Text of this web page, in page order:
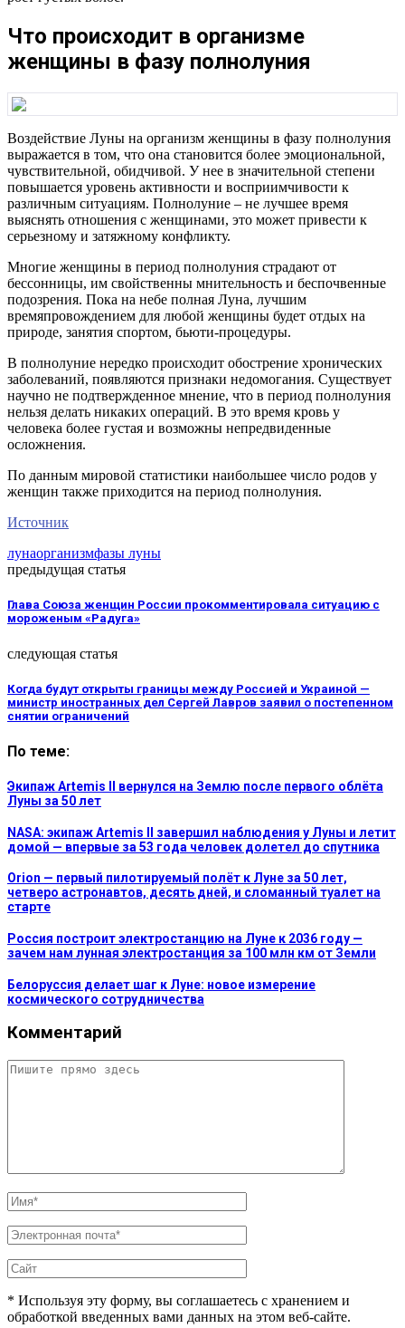
Что происходит в организме
женщины в фазу полнолуния
Воздействие Луны на организм женщины в фазу полнолуния
выражается в том, что она становится более эмоциональной,
чувствительной, обидчивой. У нее в значительной степени
повышается уровень активности и восприимчивости к
различным ситуациям. Полнолуние – не лучшее время
выяснять отношения с женщинами, это может привести к
серьезному и затяжному конфликту.
Многие женщины в период полнолуния страдают от
бессонницы, им свойственны мнительность и беспочвенные
подозрения. Пока на небе полная Луна, лучшим
времяпровождением для любой женщины будет отдых на
природе, занятия спортом, бьюти-процедуры.
В полнолуние нередко происходит обострение хронических
заболеваний, появляются признаки недомогания. Существует
научно не подтвержденное мнение, что в период полнолуния
нельзя делать никаких операций. В это время кровь у
человека более густая и возможны непредвиденные
осложнения.
По данным мировой статистики наибольшее число родов у
женщин также приходится на период полнолуния.
Источник
лунаорганизмфазы луны
предыдущая статья
Глава Союза женщин России прокомментировала ситуацию с
мороженым «Радуга»
следующая статья
Когда будут открыты границы между Россией и Украиной —
министр иностранных дел Сергей Лавров заявил о постепенном
снятии ограничений
По теме:
Экипаж Artemis II вернулся на Землю после первого облёта
Луны за 50 лет
NASA: экипаж Artemis II завершил наблюдения у Луны и летит
домой — впервые за 53 года человек долетел до спутника
Orion — первый пилотируемый полёт к Луне за 50 лет,
четверо астронавтов, десять дней, и сломанный туалет на
старте
Россия построит электростанцию на Луне к 2036 году —
зачем нам лунная электростанция за 100 млн км от Земли
Белоруссия делает шаг к Луне: новое измерение
космического сотрудничества
Комментарий
* Используя эту форму, вы соглашаетесь с хранением и
обработкой введенных вами данных на этом веб-сайте.